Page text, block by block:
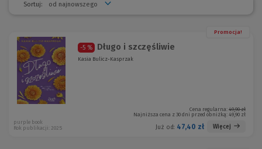
Sortuj:
Promocja!
-5 % Długo i szczęśliwie
Kasia Bulicz-Kasprzak
Cena regularna: 49,90 zł
Najniższa cena z 30 dni przed obniżką: 49,90 zł
Już od: 47,40 zł Więcej
purple book
Rok publikacji: 2025